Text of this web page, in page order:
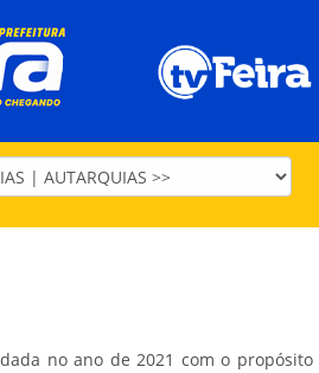
no ano de 2021 com o